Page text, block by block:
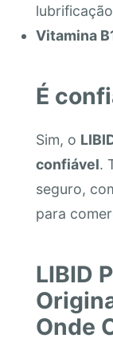
Vitamina
É
Sim, o
confiável.
seguro,
para
LIBID
Onde